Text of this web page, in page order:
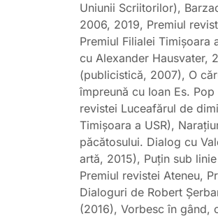
Uniunii Scriitorilor),
2006, 2019, Premiul
Premiul Filialei Timişoara
cu Alexander Hausvater,
(publicistică, 2007), O
împreună cu Ioan Es.
revistei Luceafărul de
Timişoara a USR),
păcătosului. Dialog cu
artă, 2015), Puțin sub
Premiul revistei Ateneu,
Dialoguri de Robert
(2016), Vorbesc în gând,